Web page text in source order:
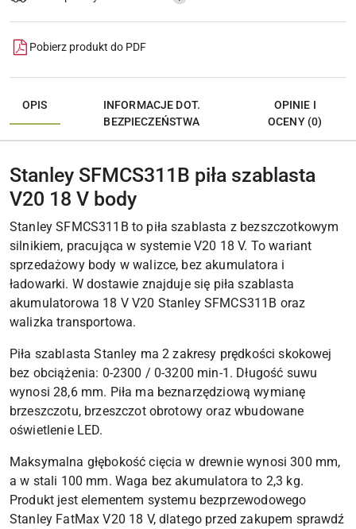
Pobierz produkt do PDF
OPIS
INFORMACJE DOT.
BEZPIECZEŃSTWA
OPINIE I
OCENY (0)
Stanley SFMCS311B piła szablasta
V20 18 V body
Stanley SFMCS311B to piła szablasta z bezszczotkowym
silnikiem, pracująca w systemie V20 18 V. To wariant
sprzedażowy body w walizce, bez akumulatora i
ładowarki. W dostawie znajduje się piła szablasta
akumulatorowa 18 V V20 Stanley SFMCS311B oraz
walizka transportowa.
Piła szablasta Stanley ma 2 zakresy prędkości skokowej
bez obciążenia: 0-2300 / 0-3200 min-1. Długość suwu
wynosi 28,6 mm. Piła ma beznarzędziową wymianę
brzeszczotu, brzeszczot obrotowy oraz wbudowane
oświetlenie LED.
Maksymalna głębokość cięcia w drewnie wynosi 300 mm,
a w stali 100 mm. Waga bez akumulatora to 2,3 kg.
Produkt jest elementem systemu bezprzewodowego
Stanley FatMax V20 18 V, dlatego przed zakupem sprawdź